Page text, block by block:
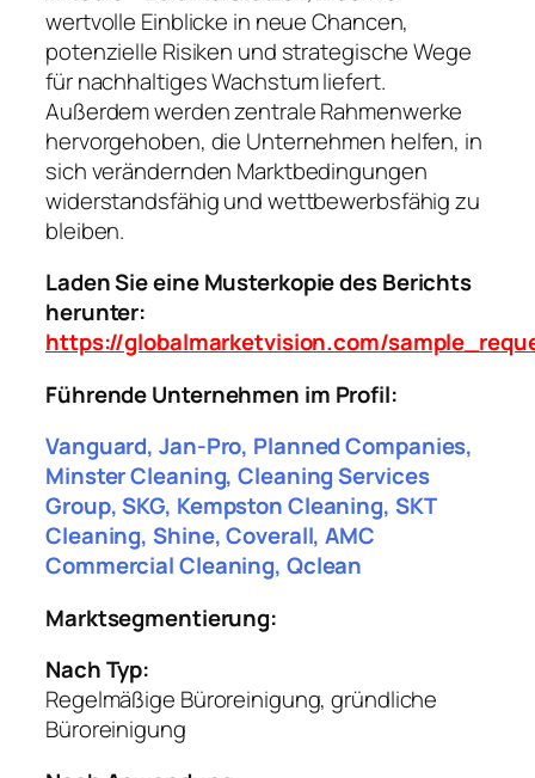
wertvolle Einblicke in neue Chancen,
potenzielle Risiken und strategische Wege
für nachhaltiges Wachstum liefert.
Außerdem werden zentrale Rahmenwerke
hervorgehoben, die Unternehmen helfen, in
sich verändernden Marktbedingungen
widerstandsfähig und wettbewerbsfähig zu
bleiben.
Laden Sie eine Musterkopie des Berichts
herunter:
https://globalmarketvision.com/
Führende Unternehmen im Profil:
Vanguard, Jan-Pro, Planned Companies,
Minster Cleaning, Cleaning Services
Group, SKG, Kempston Cleaning, SKT
Cleaning, Shine, Coverall, AMC
Commercial Cleaning, Qclean
Marktsegmentierung:
Nach Typ:
Regelmäßige Büroreinigung, gründliche
Büroreinigung